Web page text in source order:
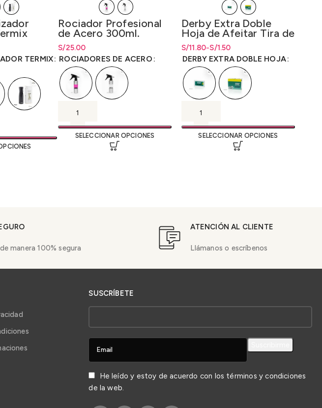
TERMIX
Rociador Profesional
de Acero 300ml.
S/25.00
Rango de precios: desde
S/25.00hastaS/25.00
ROCIADORES DE ACERO
SELECCIONAR OPCIONES
Derby Extra Doble
Hoja de Afeitar Tira de
50 Unidades
S/1.50
-
S/11.80
Rango de precios: desde S/1.50
hasta S/11.80
Rango de precios: desde
hastaS/11.80
DERBY EXTRA DOBLE HOJA
SELECCIONAR OPCIONES
manera 100% segura
ATENCIÓN AL CLIENTE
Llámanos o escríbenos
SUSCRÍBETE
He leído y estoy de acuerdo con los términos y condiciones
de la web.